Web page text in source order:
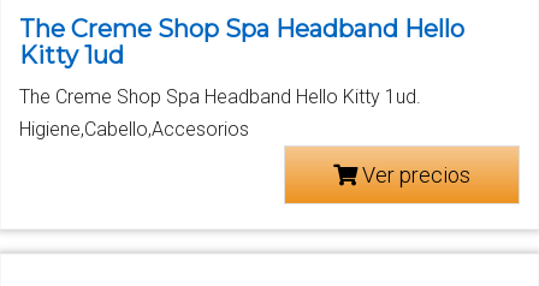
The Creme Shop Spa Headband Hello
Kitty 1ud
The Creme Shop Spa Headband Hello Kitty 1ud.
Higiene,Cabello,Accesorios
Ver precios